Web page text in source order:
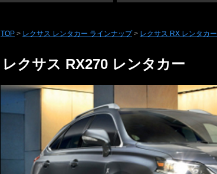
TOP > レクサス レンタカー ラインナップ> レクサス RX レンタカー
レクサス RX270 レンタカー